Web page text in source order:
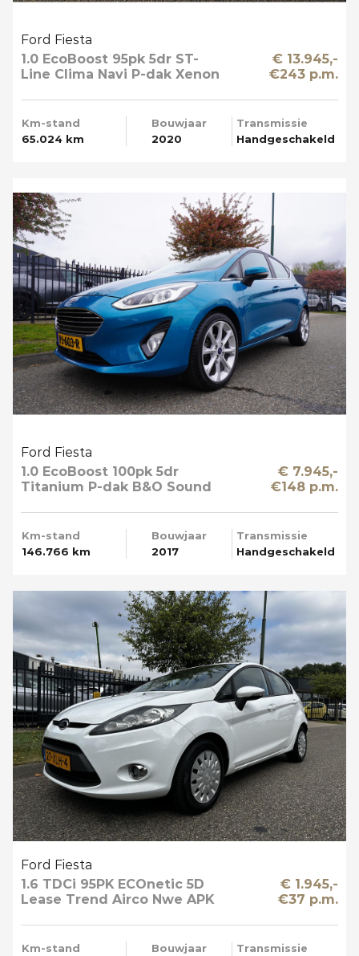
Ford Fiesta
1.0 EcoBoost 95pk 5dr ST-
Line Clima Navi P-dak Xenon
€ 13.945,-
€243 p.m.
Km-stand
65.024 km
Bouwjaar
2020
Transmissie
Handgeschakeld
Ford Fiesta
1.0 EcoBoost 100pk 5dr
Titanium P-dak B&O Sound
€ 7.945,-
€148 p.m.
Km-stand
146.766 km
Bouwjaar
2017
Transmissie
Handgeschakeld
Ford Fiesta
1.6 TDCi 95PK ECOnetic 5D
Lease Trend Airco Nwe APK
€ 1.945,-
€37 p.m.
Km-stand
Bouwjaar
Transmissie